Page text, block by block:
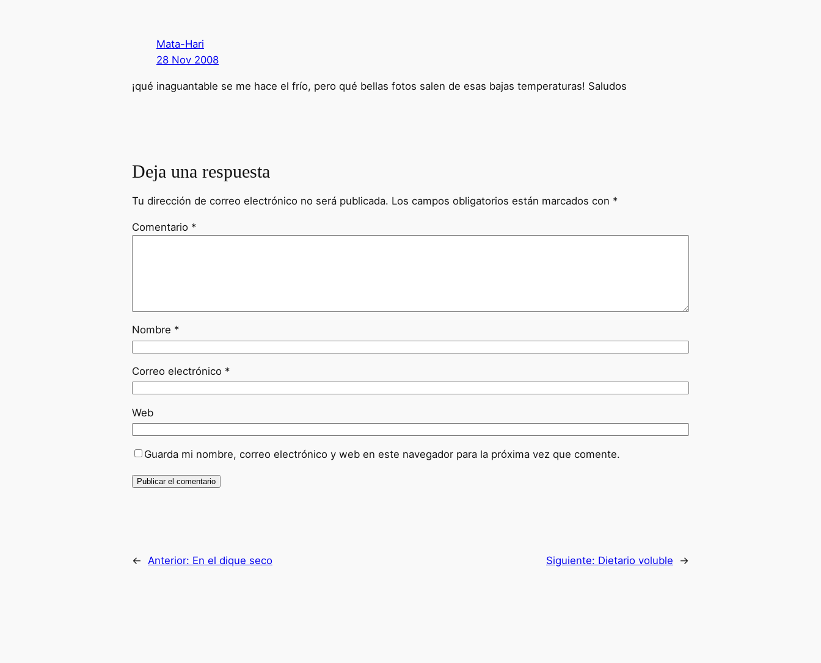
Mata-Hari
28 Nov 2008
¡qué inaguantable se me hace el frío, pero qué bellas fotos salen de esas bajas temperaturas! Saludos
Deja una respuesta
Tu dirección de correo electrónico no será publicada. Los campos obligatorios están marcados con *
Comentario *
Nombre *
Correo electrónico *
Web
Guarda mi nombre, correo electrónico y web en este navegador para la próxima vez que comente.
← Anterior: En el dique seco Siguiente: Dietario voluble →